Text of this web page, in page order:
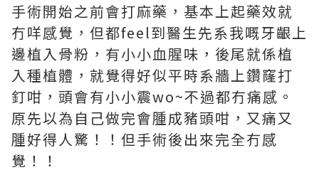
手術開始之前會打麻藥，基本上起藥效就
冇咩感覺，但都feel到醫生先系我嘅牙齦上
邊植入骨粉，有小小血腥味，後尾就係植
入種植體，就覺得好似平時系牆上鑽窿打
釘咁，頭會有小小震wo~不過都冇痛感。
原先以為自己做完會腫成豬頭咁，又痛又
腫好得人驚！！但手術後出來完全冇感
覺！！